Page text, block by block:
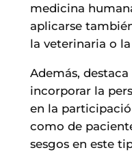
medicina
aplicarse
la veterinaria o
Además,
incorporar la
en la
como de
sesgos en este